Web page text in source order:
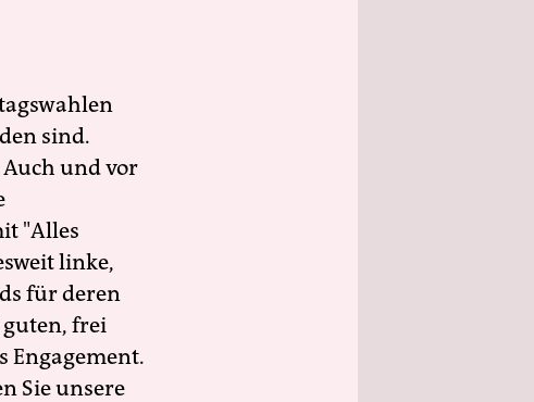
sind.
und vor
"Alles
linke,
für deren
guten, frei
Engagement.
Sie unsere